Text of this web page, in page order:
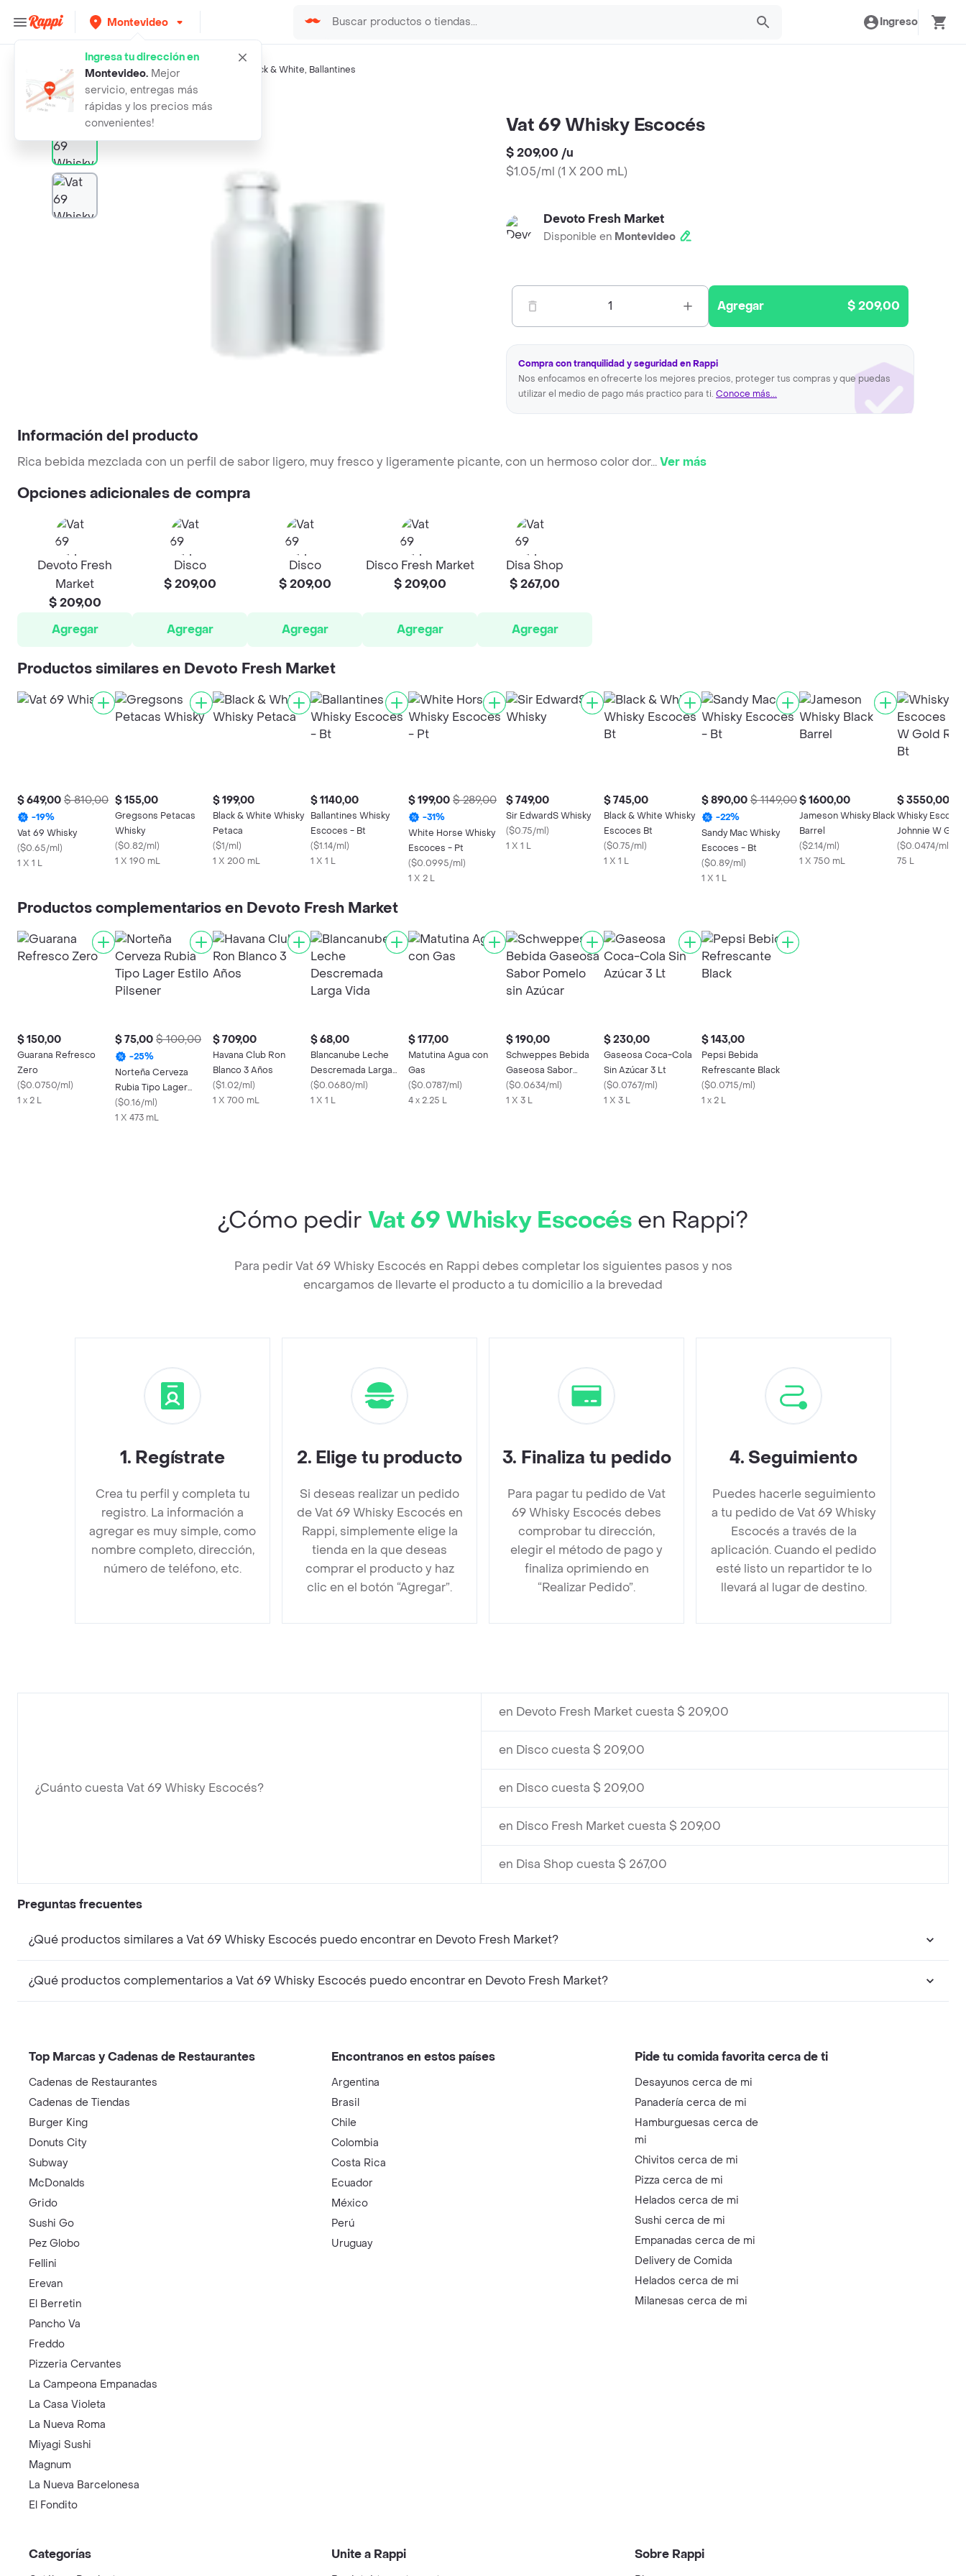
Montevideo
Ingresa tu dirección en
Montevideo. Mejor
servicio, entregas más
rápidas y los precios más
convenientes!
Ingreso
Búsquedas relacionadas:Whiskys,Vat 69 Black & White, Ballantines
Rappi vat 69 whisky escoces
Vat 69 Whisky Escocés
$ 209,00 /u
$1.05/ml (1 X 200 mL)
Devoto Fresh Market
Disponible en Montevideo
1 Agregar $ 209,00
Compra con tranquilidad y seguridad en Rappi
Nos enfocamos en ofrecerte los mejores precios, proteger tus compras y que puedas
utilizar el medio de pago más practico para ti. Conoce más...
Información del producto
Rica bebida mezclada con un perfil de sabor ligero, muy fresco y ligeramente picante, con un hermoso color dor...Ver más
Opciones adicionales de compra
Devoto Fresh
Market
$ 209,00
Agregar
Disco
$ 209,00
Agregar
Disco
$ 209,00
Agregar
Disco Fresh Market
$ 209,00
Agregar
Disa Shop
$ 267,00
Agregar
Productos similares en Devoto Fresh Market
$ 649,00 $ 810,00
-19%
Vat 69 Whisky
($0.65/ml)
1 X 1 L
$ 155,00
Gregsons Petacas
Whisky
($0.82/ml)
1 X 190 mL
$ 199,00
Black & White Whisky
Petaca
($1/ml)
1 X 200 mL
$ 1140,00
Ballantines Whisky
Escoces - Bt
($1.14/ml)
1 X 1 L
$ 199,00 $ 289,00
-31%
White Horse Whisky
Escoces - Pt
($0.0995/ml)
1 X 2 L
$ 749,00
Sir EdwardS Whisky
($0.75/ml)
1 X 1 L
$ 745,00
Black & White Whisky
Escoces Bt
($0.75/ml)
1 X 1 L
$ 890,00 $ 1149,00
-22%
Sandy Mac Whisky
Escoces - Bt
($0.89/ml)
1 X 1 L
$ 1600,00
Jameson Whisky Black
Barrel
($2.14/ml)
1 X 750 mL
$ 3550,00
Whisky Escoces
Johnnie W Gold
Reserve Bt
($0.0474/ml
75 L
Productos complementarios en Devoto Fresh Market
$ 150,00
Guarana Refresco
Zero
($0.0750/ml)
1 x 2 L
$ 75,00 $ 100,00
-25%
Norteña Cerveza
Rubia Tipo Lager
Estilo Pilsener
($0.16/ml)
1 X 473 mL
$ 709,00
Havana Club Ron
Blanco 3 Años
($1.02/ml)
1 X 700 mL
$ 68,00
Blancanube Leche
Descremada Larga
Vida
($0.0680/ml)
1 X 1 L
$ 177,00
Matutina Agua con
Gas
($0.0787/ml)
4 x 2.25 L
$ 190,00
Schweppes Bebida
Gaseosa Sabor
Pomelo sin Azúcar
($0.0634/ml)
1 X 3 L
$ 230,00
Gaseosa Coca-Cola
Sin Azúcar 3 Lt
($0.0767/ml)
1 X 3 L
$ 143,00
Pepsi Bebida
Refrescante Black
($0.0715/ml)
1 x 2 L
¿Cómo pedir Vat 69 Whisky Escocés en Rappi?
Para pedir Vat 69 Whisky Escocés en Rappi debes completar los siguientes pasos y nos
encargamos de llevarte el producto a tu domicilio a la brevedad
1. Regístrate
Crea tu perfil y completa tu
registro. La información a
agregar es muy simple, como
nombre completo, dirección,
número de teléfono, etc.
2. Elige tu producto
Si deseas realizar un pedido
de Vat 69 Whisky Escocés en
Rappi, simplemente elige la
tienda en la que deseas
comprar el producto y haz
clic en el botón “Agregar”.
3. Finaliza tu pedido
Para pagar tu pedido de Vat
69 Whisky Escocés debes
comprobar tu dirección,
elegir el método de pago y
finaliza oprimiendo en
“Realizar Pedido”.
4. Seguimiento
Puedes hacerle seguimiento
a tu pedido de Vat 69 Whisky
Escocés a través de la
aplicación. Cuando el pedido
esté listo un repartidor te lo
llevará al lugar de destino.
¿Cuánto cuesta Vat 69 Whisky Escocés?
en Devoto Fresh Market cuesta $ 209,00
en Disco cuesta $ 209,00
en Disco cuesta $ 209,00
en Disco Fresh Market cuesta $ 209,00
en Disa Shop cuesta $ 267,00
Preguntas frecuentes
¿Qué productos similares a Vat 69 Whisky Escocés puedo encontrar en Devoto Fresh Market?
¿Qué productos complementarios a Vat 69 Whisky Escocés puedo encontrar en Devoto Fresh Market?
Top Marcas y Cadenas de Restaurantes
Cadenas de Restaurantes
Cadenas de Tiendas
Burger King
Donuts City
Subway
McDonalds
Grido
Sushi Go
Pez Globo
Fellini
Erevan
El Berretin
Pancho Va
Freddo
Pizzeria Cervantes
La Campeona Empanadas
La Casa Violeta
La Nueva Roma
Miyagi Sushi
Magnum
La Nueva Barcelonesa
El Fondito
Encontranos en estos países
Argentina
Brasil
Chile
Colombia
Costa Rica
Ecuador
México
Perú
Uruguay
Pide tu comida favorita cerca de ti
Desayunos cerca de mi
Panadería cerca de mi
Hamburguesas cerca de
mi
Chivitos cerca de mi
Pizza cerca de mi
Helados cerca de mi
Sushi cerca de mi
Empanadas cerca de mi
Delivery de Comida
Helados cerca de mi
Milanesas cerca de mi
Categorías Unite a Rappi Sobre Rappi